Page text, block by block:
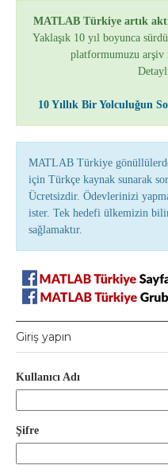
MATLAB Türkiye artık
Yaklaşık 10 yıl boyunca
platformumuzu arşiv
10 Yıllık Bir Yolculuğun
MATLAB Türkiye
için Türkçe kaynak sunarak
Ücretsizdir. Ödevlerinizi
ister. Tek hedefi ülkemizin
sağlamaktır.
Giriş yapın
Kullanıcı Adı
Şifre